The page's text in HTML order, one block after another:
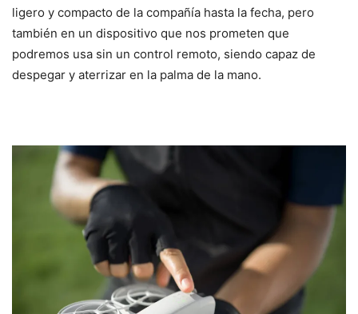
ligero y compacto de la compañía hasta la fecha, pero
también en un dispositivo que nos prometen que
podremos usa sin un control remoto, siendo capaz de
despegar y aterrizar en la palma de la mano.